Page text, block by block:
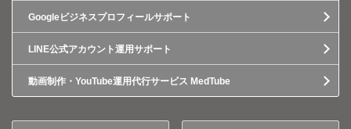
Googleビジネスプロフィールサポート
LINE公式アカウント運用サポート
動画制作・YouTube運用代行サービス MedTube